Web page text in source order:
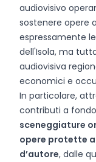
audiovisivo
sostenere opere
espressamente
dell'Isola, ma
audiovisiva
economici e
In particolare,
contributi a
sceneggiature
opere protette
d’autore, dalle